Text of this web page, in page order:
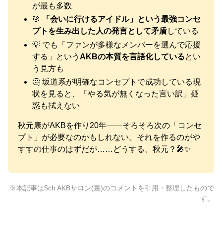
が最も多数
🎯
「会いに行けるアイドル」という最強コンセ
プトを生み出した人の発言として矛盾している
💡 でも「ファンが多様なメンバーを選んで応援
する」というAKBの本質を言語化しているとい
う見方も
🤔 坂道系が明確なコンセプトで成功している現
状を見ると、「やる気が無くなった言い訳」疑
惑も拭えない
秋元康がAKBを作り20年——そろそろ次の「コンセ
プト」が必要なのかもしれない。それを作るのがや
すすの仕事のはずだが……どうする、秋元？🎤✨
※本記事は5ch AKBサロン(裏)のコメントを引用・整理したもので
す。